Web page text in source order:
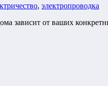
, электропроводка
зависит от ваших